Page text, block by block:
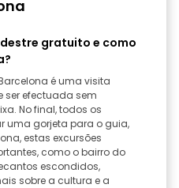
gratuito e como
é uma visita
efectuada sem
No final, todos os
uma gorjeta para o guia,
estas excursões
como o bairro do
escondidos,
sobre a cultura e a